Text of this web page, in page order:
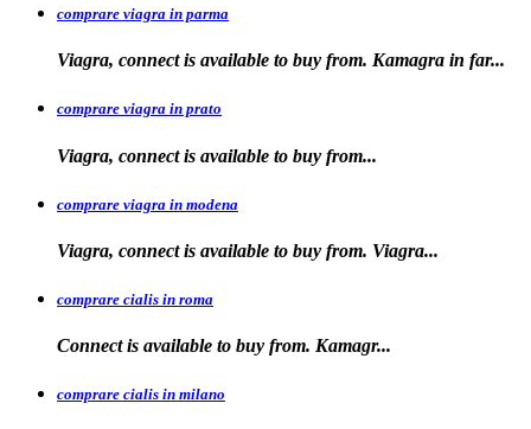
comprare viagra in parma
Viagra, connect is available to buy from. Kamagra in far...
comprare viagra in prato
Viagra, connect is available to buy from...
comprare viagra in modena
Viagra, connect is available to buy from. Viagra...
comprare cialis in roma
Connect is available to buy from. Kamagr...
comprare cialis in milano